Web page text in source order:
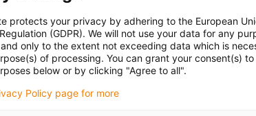
protects your privacy by adhering to the European
(GDPR). We will not use your data for any
only to the extent not exceeding data which is
of processing. You can grant your consent(s)
below or by clicking "Agree to all".
Policy page for more